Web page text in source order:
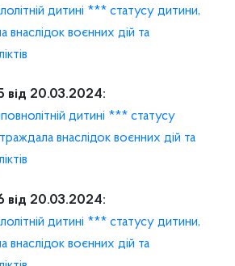
дитині *** статусу дитини,
внаслідок воєнних дій та
від 20.03.2024:
дитині *** статусу
внаслідок воєнних дій та
від 20.03.2024:
дитині *** статусу дитини,
внаслідок воєнних дій та